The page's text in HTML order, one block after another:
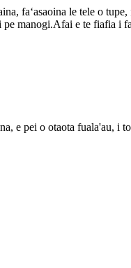
faʻasaoina le tele o
manogi.Afai e te fiafia i
e pei o otaota fuala'au, i